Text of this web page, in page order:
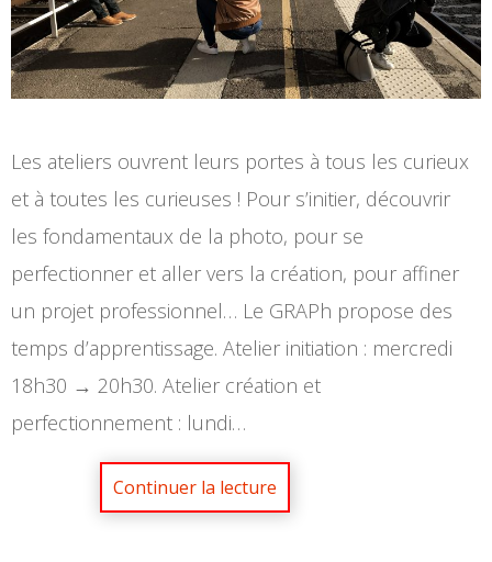
Les ateliers ouvrent leurs portes à tous les curieux
et à toutes les curieuses ! Pour s’initier, découvrir
les fondamentaux de la photo, pour se
perfectionner et aller vers la création, pour affiner
un projet professionnel… Le GRAPh propose des
temps d’apprentissage. Atelier initiation : mercredi
18h30 → 20h30. Atelier création et
perfectionnement : lundi…